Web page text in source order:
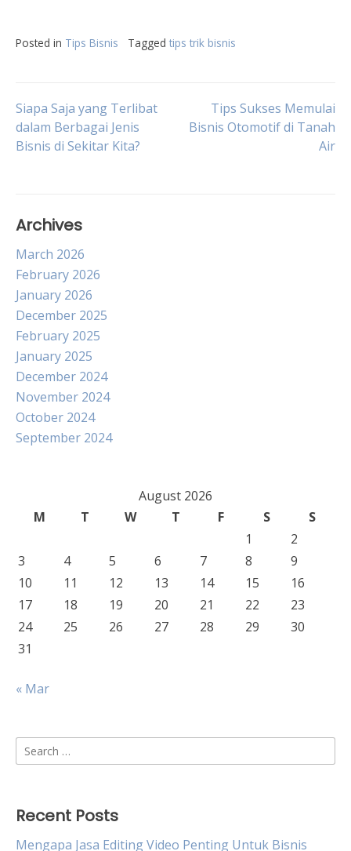
Posted in Tips Bisnis Tagged tips trik bisnis
Post
navigation
Siapa Saja yang Terlibat
dalam Berbagai Jenis
Bisnis di Sekitar Kita?
Tips Sukses Memulai
Bisnis Otomotif di Tanah
Air
Archives
March 2026
February 2026
January 2026
December 2025
February 2025
January 2025
December 2024
November 2024
October 2024
September 2024
August 2026
M
T W T F S
S
1
2
3
4 5 6 7 8
9
10
11 12 13 14 15
16
17
18 19 20 21 22
23
24
25 26 27 28 29
30
31
« Mar
Search
for:
Recent Posts
Mengapa Jasa Editing Video Penting Untuk Bisnis